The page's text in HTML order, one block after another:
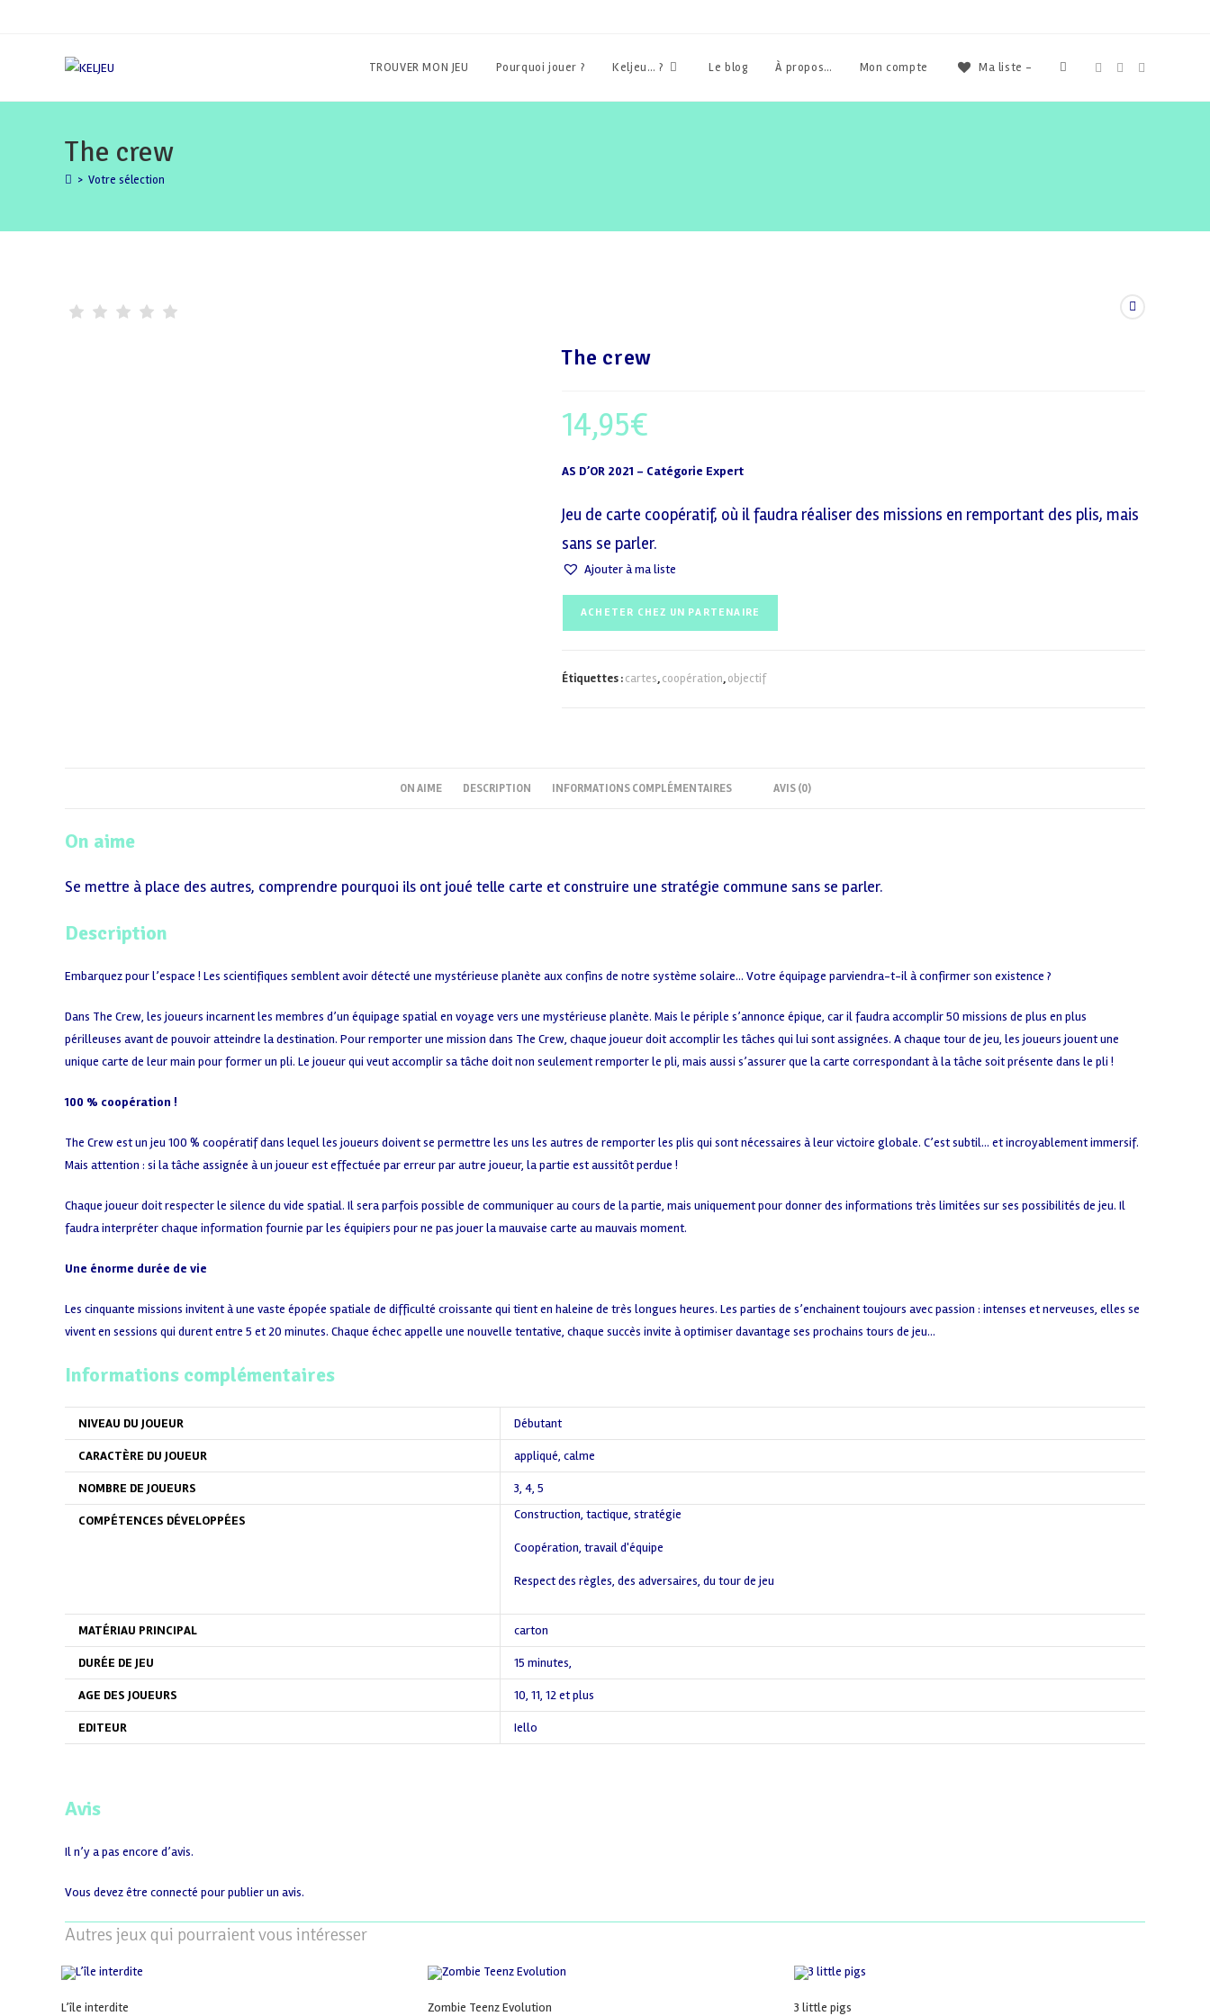
TROUVER MON JEU Pourquoi jouer ? Keljeu… ? Le blog À propos… Mon compte Ma liste - Toggle
The crew
> Votre sélection
The crew
14,95€
AS D’OR 2021 – Catégorie Expert
Jeu de carte coopératif, où il faudra réaliser des missions en remportant des plis, mais
sans se parler.
Ajouter à ma liste
ACHETER CHEZ UN PARTENAIRE
Étiquettes :cartes,coopération,objectif
ON AIME DESCRIPTION INFORMATIONS COMPLÉMENTAIRES AVIS (0)
On aime
Se mettre à place des autres, comprendre pourquoi ils ont joué telle carte et construire une stratégie commune sans se parler.
Description
Embarquez pour l’espace ! Les scientifiques semblent avoir détecté une mystérieuse planète aux confins de notre système solaire… Votre équipage parviendra-t-il à confirmer son existence ?
Dans The Crew, les joueurs incarnent les membres d’un équipage spatial en voyage vers une mystérieuse planète. Mais le périple s’annonce épique, car il faudra accomplir 50 missions de plus en plus
périlleuses avant de pouvoir atteindre la destination. Pour remporter une mission dans The Crew, chaque joueur doit accomplir les tâches qui lui sont assignées. A chaque tour de jeu, les joueurs jouent une
unique carte de leur main pour former un pli. Le joueur qui veut accomplir sa tâche doit non seulement remporter le pli, mais aussi s’assurer que la carte correspondant à la tâche soit présente dans le pli !
100 % coopération !
The Crew est un jeu 100 % coopératif dans lequel les joueurs doivent se permettre les uns les autres de remporter les plis qui sont nécessaires à leur victoire globale. C’est subtil… et incroyablement immersif.
Mais attention : si la tâche assignée à un joueur est effectuée par erreur par autre joueur, la partie est aussitôt perdue !
Chaque joueur doit respecter le silence du vide spatial. Il sera parfois possible de communiquer au cours de la partie, mais uniquement pour donner des informations très limitées sur ses possibilités de jeu. Il
faudra interpréter chaque information fournie par les équipiers pour ne pas jouer la mauvaise carte au mauvais moment.
Une énorme durée de vie
Les cinquante missions invitent à une vaste épopée spatiale de difficulté croissante qui tient en haleine de très longues heures. Les parties de s’enchainent toujours avec passion : intenses et nerveuses, elles se
vivent en sessions qui durent entre 5 et 20 minutes. Chaque échec appelle une nouvelle tentative, chaque succès invite à optimiser davantage ses prochains tours de jeu…
Informations complémentaires
NIVEAU DU JOUEUR Débutant
CARACTÈRE DU JOUEUR appliqué, calme
NOMBRE DE JOUEURS 3, 4, 5
COMPÉTENCES DÉVELOPPÉES
Construction, tactique, stratégie
Coopération, travail d'équipe
Respect des règles, des adversaires, du tour de jeu
MATÉRIAU PRINCIPAL carton
DURÉE DE JEU 15 minutes,
AGE DES JOUEURS 10, 11, 12 et plus
EDITEUR Iello
Avis
Il n’y a pas encore d’avis.
Vous devez être connecté pour publier un avis.
Autres jeux qui pourraient vous intéresser
L’île interdite Zombie Teenz Evolution 3 little pigs